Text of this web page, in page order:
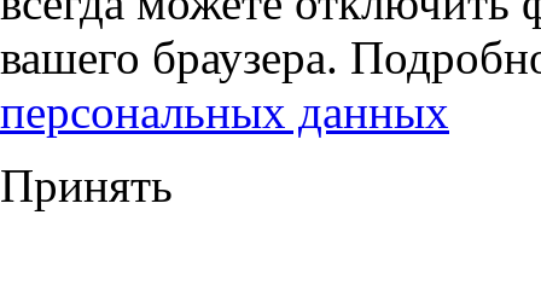
вашего браузера.
персональных данных
Принять